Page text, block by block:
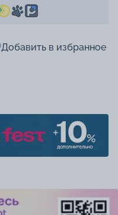
Добавить в избранное